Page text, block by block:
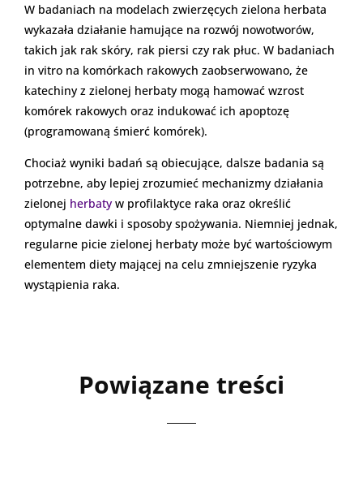
W badaniach na modelach zwierzęcych zielona herbata
wykazała działanie hamujące na rozwój nowotworów,
takich jak rak skóry, rak piersi czy rak płuc. W badaniach
in vitro na komórkach rakowych zaobserwowano, że
katechiny z zielonej herbaty mogą hamować wzrost
komórek rakowych oraz indukować ich apoptozę
(programowaną śmierć komórek).
Chociaż wyniki badań są obiecujące, dalsze badania są
potrzebne, aby lepiej zrozumieć mechanizmy działania
zielonej herbaty w profilaktyce raka oraz określić
optymalne dawki i sposoby spożywania. Niemniej jednak,
regularne picie zielonej herbaty może być wartościowym
elementem diety mającej na celu zmniejszenie ryzyka
wystąpienia raka.
Powiązane treści